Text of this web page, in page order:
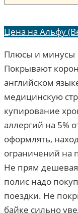
Цена на Альфу
Плюсы и минусы
Покрывают
английском
медицинскую
купирование
аллергий на 5%
оформлять,
ограничений на
Не прям
полис надо
поездки. Не
байке сильно